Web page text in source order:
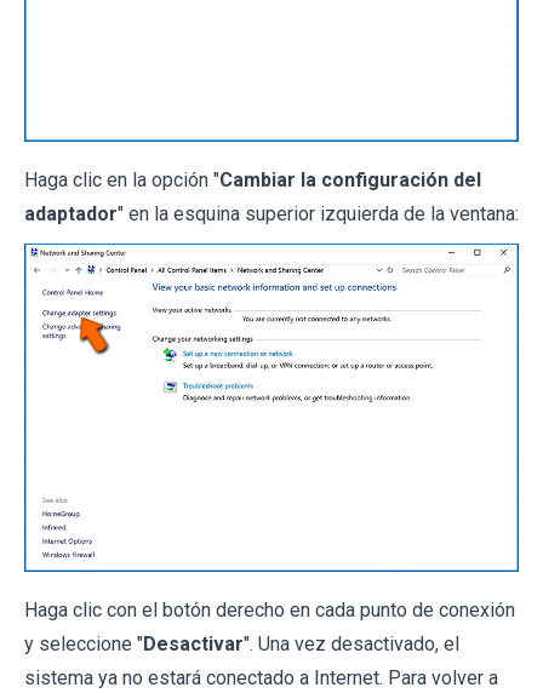
Haga clic en la opción "Cambiar la configuración del
adaptador" en la esquina superior izquierda de la ventana:
Haga clic con el botón derecho en cada punto de conexión
y seleccione "Desactivar". Una vez desactivado, el
sistema ya no estará conectado a Internet. Para volver a